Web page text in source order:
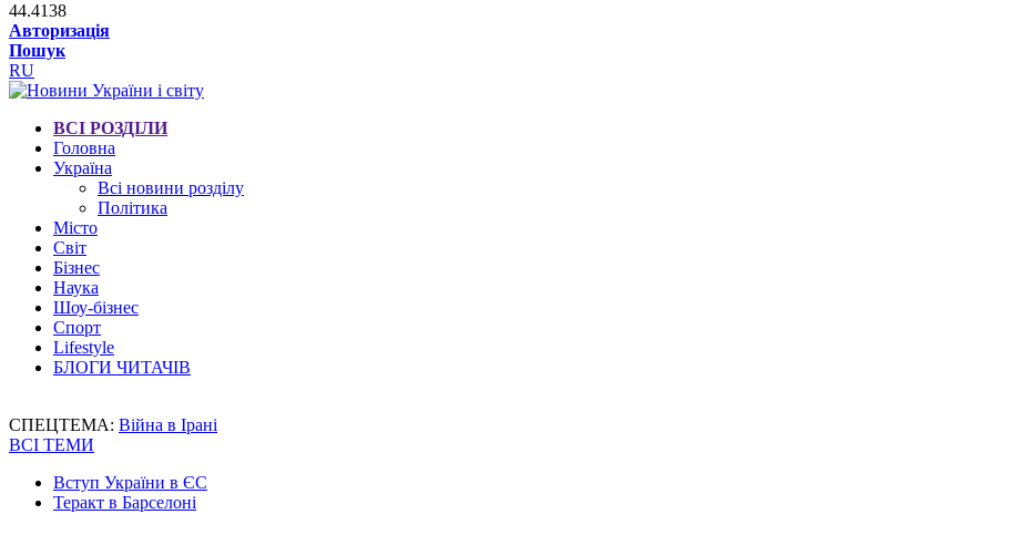
44.4138
Авторизація
Пошук
RU
ВСІ РОЗДІЛИ
Головна
Україна
Всі новини розділу
Політика
Місто
Світ
Бізнес
Наука
Шоу-бізнес
Спорт
Lifestyle
БЛОГИ ЧИТАЧІВ
СПЕЦТЕМА: Війна в Ірані
ВСІ ТЕМИ
Вступ України в ЄС
Теракт в Барселоні